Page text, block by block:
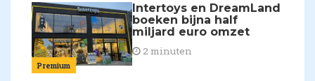
Premium
Intertoys en DreamLand
boeken bijna half
miljard euro omzet
2 minuten